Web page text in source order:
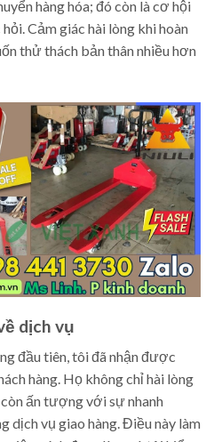
hàng hóa; đó còn là cơ hội
Cảm giác hài lòng khi hoàn
thử thách bản thân nhiều hơn
dịch vụ
đầu tiên, tôi đã nhận được
hàng. Họ không chỉ hài lòng
ấn tượng với sự nhanh
dịch vụ giao hàng. Điều này làm